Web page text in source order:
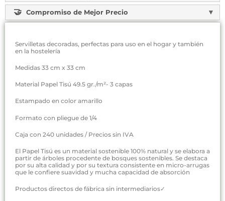
Compromiso de Mejor Precio
Servilletas decoradas, perfectas para uso en el hogar y también
en la hostelería
Medidas 33 cm x 33 cm
Material Papel Tisú 49.5 gr./m²- 3 capas
Estampado en color amarillo
Formato con pliegue de 1/4
Caja con 240 unidades / Precios sin IVA
El Papel Tisú es un material sostenible 100% natural y se elabora a
partir de árboles procedente de bosques sostenibles. Se destaca
por su alta calidad y por su textura consistente en micro-arrugas
que le confiere suavidad y mucha capacidad de absorción
Productos directos de fábrica sin intermediarios✓